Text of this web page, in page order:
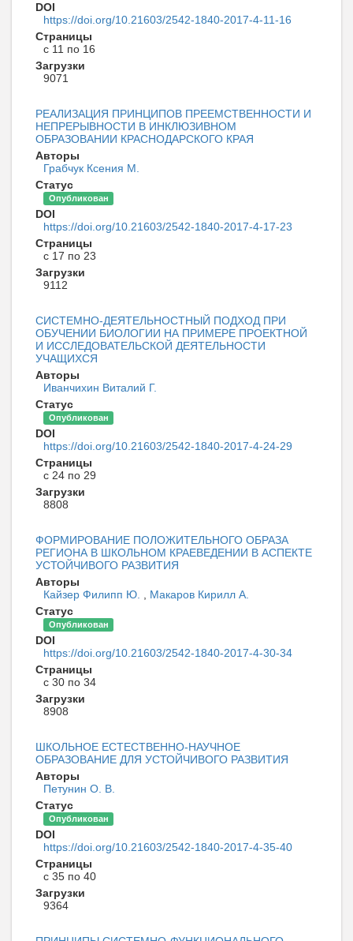
DOI
https://doi.org/10.21603/2542-1840-2017-4-11-16
Страницы
с 11 по 16
Загрузки
9071
РЕАЛИЗАЦИЯ ПРИНЦИПОВ ПРЕЕМСТВЕННОСТИ И
НЕПРЕРЫВНОСТИ В ИНКЛЮЗИВНОМ
ОБРАЗОВАНИИ КРАСНОДАРСКОГО КРАЯ
Авторы
Грабчук Ксения М.
Статус
Опубликован
DOI
https://doi.org/10.21603/2542-1840-2017-4-17-23
Страницы
с 17 по 23
Загрузки
9112
СИСТЕМНО-ДЕЯТЕЛЬНОСТНЫЙ ПОДХОД ПРИ
ОБУЧЕНИИ БИОЛОГИИ НА ПРИМЕРЕ ПРОЕКТНОЙ
И ИССЛЕДОВАТЕЛЬСКОЙ ДЕЯТЕЛЬНОСТИ
УЧАЩИХСЯ
Авторы
Иванчихин Виталий Г.
Статус
Опубликован
DOI
https://doi.org/10.21603/2542-1840-2017-4-24-29
Страницы
с 24 по 29
Загрузки
8808
ФОРМИРОВАНИЕ ПОЛОЖИТЕЛЬНОГО ОБРАЗА
РЕГИОНА В ШКОЛЬНОМ КРАЕВЕДЕНИИ В АСПЕКТЕ
УСТОЙЧИВОГО РАЗВИТИЯ
Авторы
Кайзер Филипп Ю.
Макаров Кирилл А.
Статус
Опубликован
DOI
https://doi.org/10.21603/2542-1840-2017-4-30-34
Страницы
с 30 по 34
Загрузки
8908
ШКОЛЬНОЕ ЕСТЕСТВЕННО-НАУЧНОЕ
ОБРАЗОВАНИЕ ДЛЯ УСТОЙЧИВОГО РАЗВИТИЯ
Авторы
Петунин О. В.
Статус
Опубликован
DOI
https://doi.org/10.21603/2542-1840-2017-4-35-40
Страницы
с 35 по 40
Загрузки
9364